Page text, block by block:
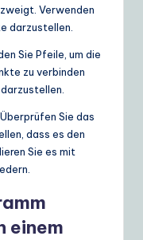
Verwenden
darzustellen.
Sie Pfeile, um die
zu verbinden
Überprüfen Sie das
dass es den
Sie es mit
einem